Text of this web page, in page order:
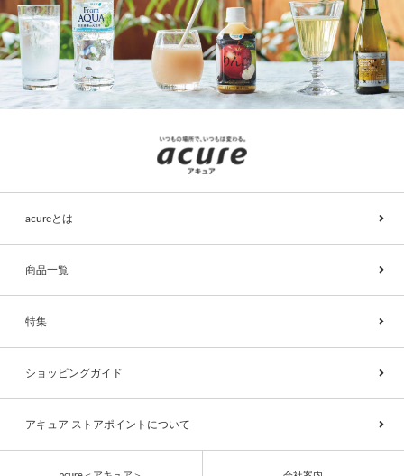
acureとは
商品一覧
特集
ショッピングガイド
アキュア ストアポイントについて